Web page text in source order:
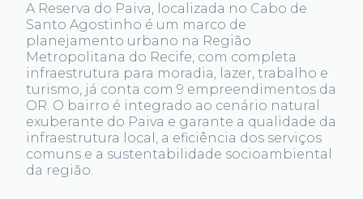
A Reserva do Paiva, localizada no Cabo de
Santo Agostinho é um marco de
planejamento urbano na Região
Metropolitana do Recife, com completa
infraestrutura para moradia, lazer, trabalho e
turismo, já conta com 9 empreendimentos da
OR. O bairro é integrado ao cenário natural
exuberante do Paiva e garante a qualidade da
infraestrutura local, a eficiência dos serviços
comuns e a sustentabilidade socioambiental
da região.